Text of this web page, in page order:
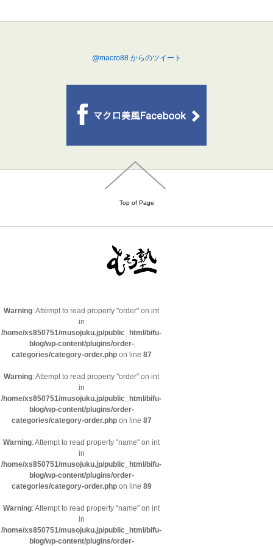
@macro88 からのツイート
Top of Page
Warning: Attempt to read property "order" on int
in
/home/xs850751/musojuku.jp/public_html/bifu-
blog/wp-content/plugins/order-
categories/category-order.phpon line 87
Warning: Attempt to read property "order" on int
in
/home/xs850751/musojuku.jp/public_html/bifu-
blog/wp-content/plugins/order-
categories/category-order.phpon line 87
Warning: Attempt to read property "name" on int
in
/home/xs850751/musojuku.jp/public_html/bifu-
blog/wp-content/plugins/order-
categories/category-order.phpon line 89
Warning: Attempt to read property "name" on int
in
/home/xs850751/musojuku.jp/public_html/bifu-
blog/wp-content/plugins/order-